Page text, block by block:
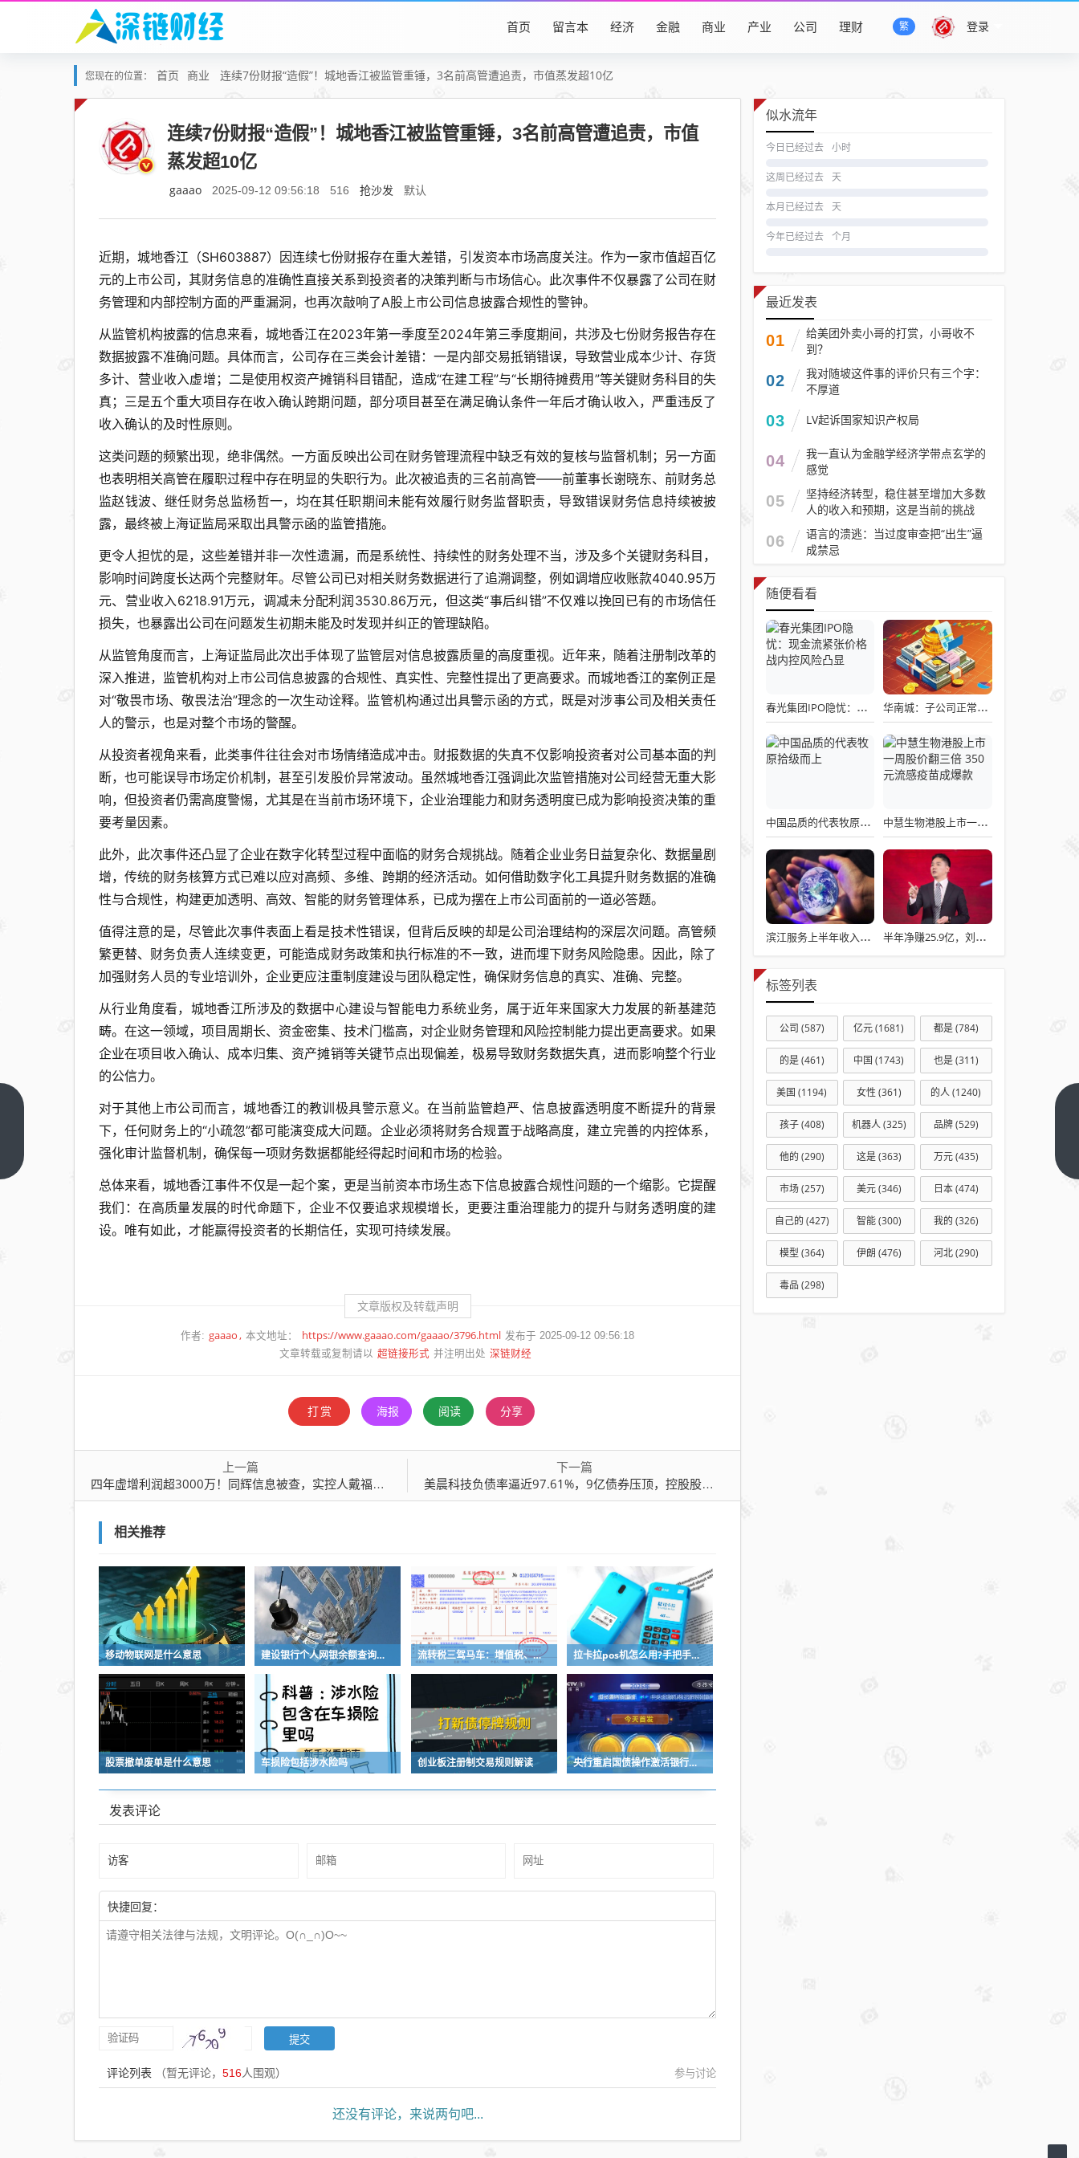
登录
繁
首页 留言本 经济 金融 商业 产业 公司 理财
您现在的位置： 首页 商业 连续7份财报“造假”！城地香江被监管重锤，3名前高管遭追责，市值蒸发超10亿
连续7份财报“造假”！城地香江被监管重锤，3名前高管遭追责，市值
蒸发超10亿
gaaao 2025-09-12 09:56:18 516 抢沙发 默认
近期，城地香江（SH603887）因连续七份财报存在重大差错，引发资本市场高度关注。作为一家市值超百亿
元的上市公司，其财务信息的准确性直接关系到投资者的决策判断与市场信心。此次事件不仅暴露了公司在财
务管理和内部控制方面的严重漏洞，也再次敲响了A股上市公司信息披露合规性的警钟。
从监管机构披露的信息来看，城地香江在2023年第一季度至2024年第三季度期间，共涉及七份财务报告存在
数据披露不准确问题。具体而言，公司存在三类会计差错：一是内部交易抵销错误，导致营业成本少计、存货
多计、营业收入虚增；二是使用权资产摊销科目错配，造成“在建工程”与“长期待摊费用”等关键财务科目的失
真；三是五个重大项目存在收入确认跨期问题，部分项目甚至在满足确认条件一年后才确认收入，严重违反了
收入确认的及时性原则。
这类问题的频繁出现，绝非偶然。一方面反映出公司在财务管理流程中缺乏有效的复核与监督机制；另一方面
也表明相关高管在履职过程中存在明显的失职行为。此次被追责的三名前高管——前董事长谢晓东、前财务总
监赵钱波、继任财务总监杨哲一，均在其任职期间未能有效履行财务监督职责，导致错误财务信息持续被披
露，最终被上海证监局采取出具警示函的监管措施。
更令人担忧的是，这些差错并非一次性遗漏，而是系统性、持续性的财务处理不当，涉及多个关键财务科目，
影响时间跨度长达两个完整财年。尽管公司已对相关财务数据进行了追溯调整，例如调增应收账款4040.95万
元、营业收入6218.91万元，调减未分配利润3530.86万元，但这类“事后纠错”不仅难以挽回已有的市场信任
损失，也暴露出公司在问题发生初期未能及时发现并纠正的管理缺陷。
从监管角度而言，上海证监局此次出手体现了监管层对信息披露质量的高度重视。近年来，随着注册制改革的
深入推进，监管机构对上市公司信息披露的合规性、真实性、完整性提出了更高要求。而城地香江的案例正是
对“敬畏市场、敬畏法治”理念的一次生动诠释。监管机构通过出具警示函的方式，既是对涉事公司及相关责任
人的警示，也是对整个市场的警醒。
从投资者视角来看，此类事件往往会对市场情绪造成冲击。财报数据的失真不仅影响投资者对公司基本面的判
断，也可能误导市场定价机制，甚至引发股价异常波动。虽然城地香江强调此次监管措施对公司经营无重大影
响，但投资者仍需高度警惕，尤其是在当前市场环境下，企业治理能力和财务透明度已成为影响投资决策的重
要考量因素。
此外，此次事件还凸显了企业在数字化转型过程中面临的财务合规挑战。随着企业业务日益复杂化、数据量剧
增，传统的财务核算方式已难以应对高频、多维、跨期的经济活动。如何借助数字化工具提升财务数据的准确
性与合规性，构建更加透明、高效、智能的财务管理体系，已成为摆在上市公司面前的一道必答题。
值得注意的是，尽管此次事件表面上看是技术性错误，但背后反映的却是公司治理结构的深层次问题。高管频
繁更替、财务负责人连续变更，可能造成财务政策和执行标准的不一致，进而埋下财务风险隐患。因此，除了
加强财务人员的专业培训外，企业更应注重制度建设与团队稳定性，确保财务信息的真实、准确、完整。
从行业角度看，城地香江所涉及的数据中心建设与智能电力系统业务，属于近年来国家大力发展的新基建范
畴。在这一领域，项目周期长、资金密集、技术门槛高，对企业财务管理和风险控制能力提出更高要求。如果
企业在项目收入确认、成本归集、资产摊销等关键节点出现偏差，极易导致财务数据失真，进而影响整个行业
的公信力。
对于其他上市公司而言，城地香江的教训极具警示意义。在当前监管趋严、信息披露透明度不断提升的背景
下，任何财务上的“小疏忽”都可能演变成大问题。企业必须将财务合规置于战略高度，建立完善的内控体系，
强化审计监督机制，确保每一项财务数据都能经得起时间和市场的检验。
总体来看，城地香江事件不仅是一起个案，更是当前资本市场生态下信息披露合规性问题的一个缩影。它提醒
我们：在高质量发展的时代命题下，企业不仅要追求规模增长，更要注重治理能力的提升与财务透明度的建
设。唯有如此，才能赢得投资者的长期信任，实现可持续发展。
文章版权及转载声明
作者: gaaao 本文地址： https://www.gaaao.com/gaaao/3796.html 发布于 2025-09-12 09:56:18
文章转载或复制请以 超链接形式 并注明出处 深链财经
打赏 海报 阅读 分享
上一篇
四年虚增利润超3000万！同辉信息被查，实控人戴福昊遭顶格处罚
下一篇
美晨科技负债率逼近97.61%，9亿债券压顶，控股股东再“输血”13亿能否救市？
美晨科技
负债率逼
97.61%，
股股东再
相关推荐
移动物联网是什么意思 建设银行个人网银余额查询指南发布 多重验证筑牢账户安全防线 流转税三驾马车：增值税、消费税、关税如何影响市场与民生 拉卡拉pos机怎么用?手把手教你：3分钟上手拉卡拉POS机
股票撤单废单是什么意思 车损险包括涉水险吗 创业板注册制交易规则解读 央行重启国债操作激活银行间债市 170万亿市场迎来开放新机遇
发表评论
快捷回复：
评论列表 （暂无评论， 516人围观） 参与讨论
还没有评论，来说两句吧...
似水流年
今日已经过去 小时
这周已经过去 天
本月已经过去 天
今年已经过去 个月
最近发表
01
给美团外卖小哥的打赏，小哥收不
到？
02
我对随坡这件事的评价只有三个字：
不厚道
03 LV起诉国家知识产权局
04
我一直认为金融学经济学带点玄学的
感觉
05
坚持经济转型，稳住甚至增加大多数
人的收入和预期，这是当前的挑战
06
语言的溃逃：当过度审查把“出生”逼
成禁忌
随便看看
春光集团IPO隐忧：现金流紧张价格战内控风险凸显 华南城：子公司正常运营 债务重组方案探讨中
中国品质的代表牧原拾级而上 中慧生物港股上市一周股价翻三倍 350元流感疫苗成爆款
滨江服务上半年收入增长22.7% 管理层看好杭州楼市 半年净赚25.9亿，刘强东的医药生意大爆发
标签列表
公司 (587) 亿元(1681) 都是(784)
的是(461) 中国 (1743) 也是(311)
美国 (1194) 女性 (361) 的人(1240)
孩子(408) 机器人(325) 品牌(529)
他的 (290) 这是(363) 万元(435)
市场(257) 美元(346) 日本(474)
自己的 (427) 智能(300) 我的 (326)
模型 (364) 伊朗 (476) 河北(290)
毒品 (298)